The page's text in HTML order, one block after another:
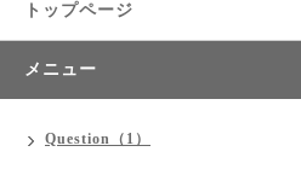
トップページ
メニュー
Question（1）